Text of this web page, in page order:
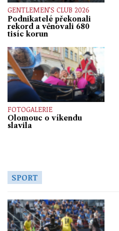
GENTLEMEN’S CLUB 2026
Podnikatelé překonali
rekord a věnovali 680
tisíc korun
FOTOGALERIE
Olomouc o víkendu
slavila
SPORT